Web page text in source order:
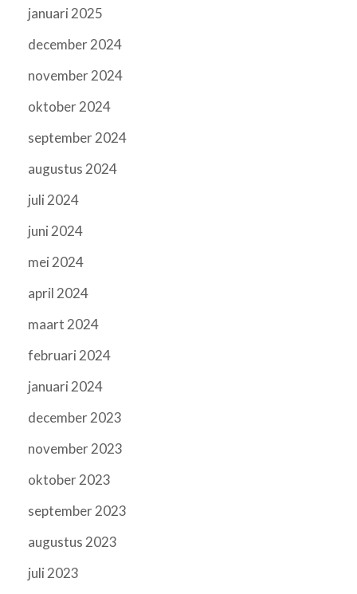
januari 2025
december 2024
november 2024
oktober 2024
september 2024
augustus 2024
juli 2024
juni 2024
mei 2024
april 2024
maart 2024
februari 2024
januari 2024
december 2023
november 2023
oktober 2023
september 2023
augustus 2023
juli 2023